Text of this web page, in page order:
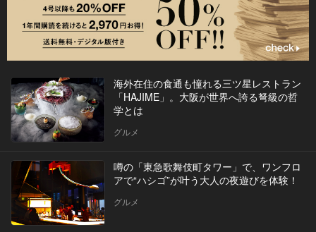
海外在住の食通も憧れる三ツ星レストラン
「HAJIME」。大阪が世界へ誇る弩級の哲
学とは
グルメ
噂の「東急歌舞伎町タワー」で、ワンフロ
アで“ハシゴ”が叶う大人の夜遊びを体験！
グルメ